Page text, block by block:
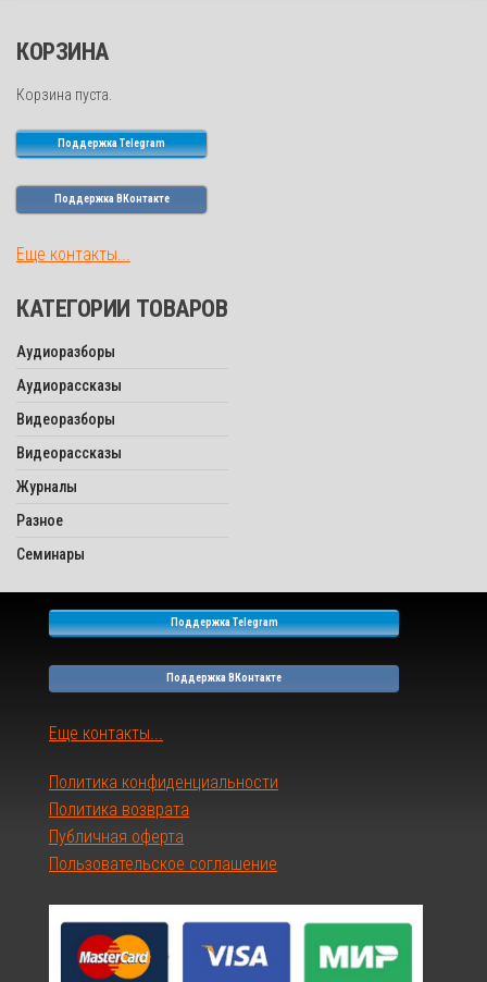
КОРЗИНА
Корзина пуста.
Поддержка Telegram
Поддержка ВКонтакте
Еще контакты...
КАТЕГОРИИ ТОВАРОВ
Аудиоразборы
Аудиорассказы
Видеоразборы
Видеорассказы
Журналы
Разное
Семинары
Поддержка Telegram
Поддержка ВКонтакте
Еще контакты...
Политика конфиденциальности
Политика возврата
Публичная оферта
Пользовательское соглашение